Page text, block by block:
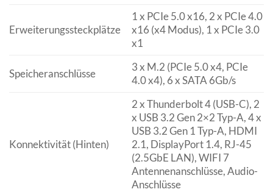
Erweiterungssteckplätze
1 x PCIe 5.0 x16, 2 x PCIe 4.0
x16 (x4 Modus), 1 x PCIe 3.0
x1
Speicheranschlüsse
3 x M.2 (PCIe 5.0 x4, PCIe
4.0 x4), 6 x SATA 6Gb/s
Konnektivität (Hinten)
2 x Thunderbolt 4 (USB-C), 2
x USB 3.2 Gen 2×2 Typ-A, 4 x
USB 3.2 Gen 1 Typ-A, HDMI
2.1, DisplayPort 1.4, RJ-45
(2.5GbE LAN), WIFI 7
Antennenanschlüsse, Audio-
Anschlüsse